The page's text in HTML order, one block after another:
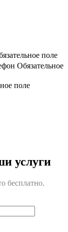
поле
Обязательное
поле
услуги
бесплатно.